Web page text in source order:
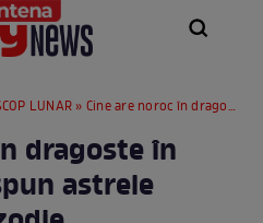
LUNAR » Cine are noroc în dragoste în iunie 2026. Ce spun astrele despre fiecare zodie
dragoste în
astrele